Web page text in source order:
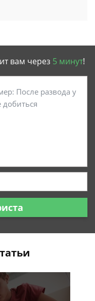
вам через 5 минут!